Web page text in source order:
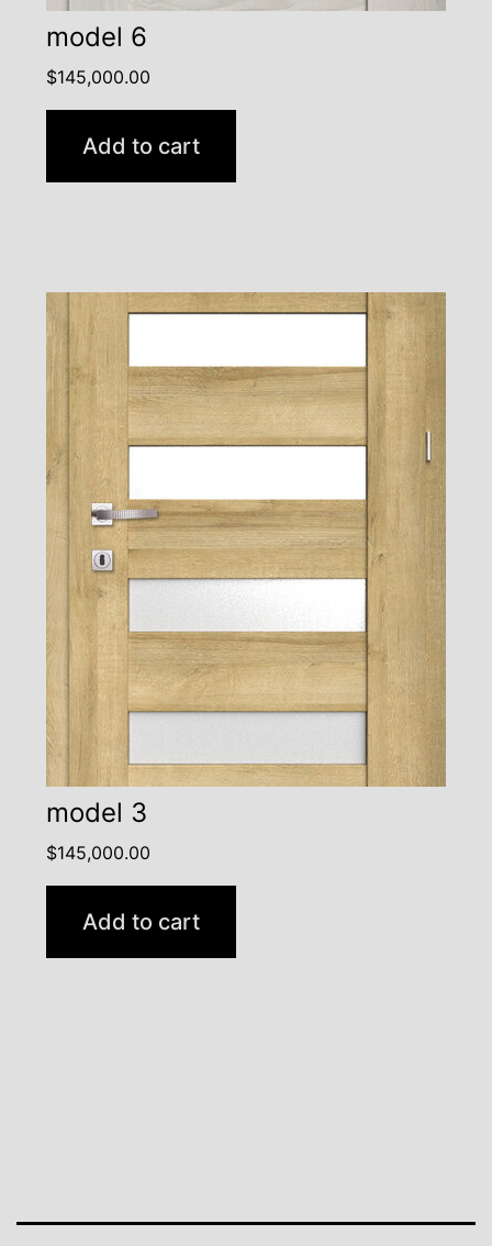
model 6
$145,000.00
Add to cart
model 3
$145,000.00
Add to cart